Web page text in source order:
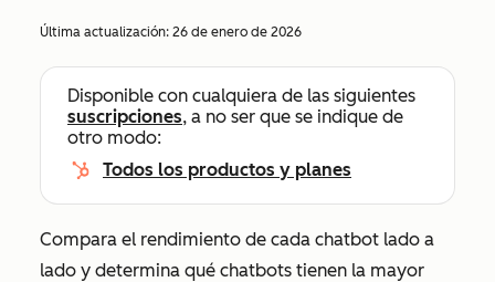
Última actualización: 26 de enero de 2026
Disponible con cualquiera de las siguientes
suscripciones, a no ser que se indique de
otro modo:
Todos los productos y planes
Compara el rendimiento de cada chatbot lado a
lado y determina qué chatbots tienen la mayor